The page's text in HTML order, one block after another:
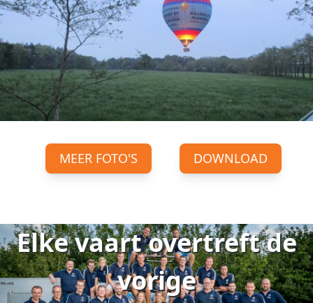
MEER FOTO'S DOWNLOAD
Elke vaart overtreft de
vorige